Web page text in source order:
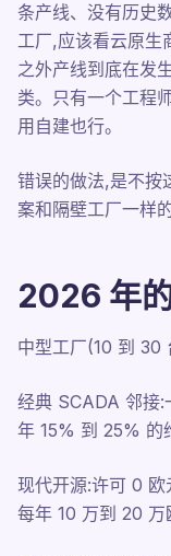
条产线、没有历史
工厂,应该看云原生
之外产线到底在发
类。只有一个工程
用自建也行。
错误的做法,是不按
案和隔壁工厂一样
2026 年
中型工厂(10 到 30
经典 SCADA 邻接
年 15% 到 25% 的
现代开源:许可 0
每年 10 万到 20 万